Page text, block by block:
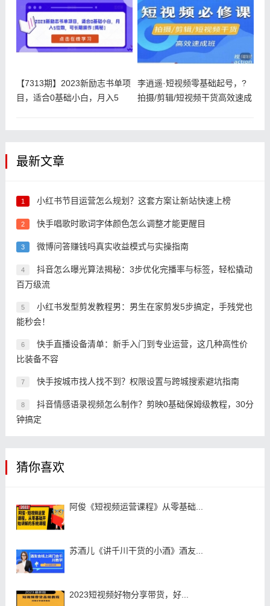
【7313期】2023新励志书单项
目，适合0基础小白，月入5
李逍遥·短视频零基础起号，?
拍摄/剪辑/短视频干货高效速成
最新文章
1 小红书节目运营怎么规划？这套方案让新站快速上榜
2 快手唱歌时歌词字体颜色怎么调整才能更醒目
3 微博问答赚钱吗真实收益模式与实操指南
4
抖音怎么曝光算法揭秘：3步优化完播率与标签，轻松撬动
百万级流
5
小红书发型剪发教程男：男生在家剪发5步搞定，手残党也
能秒会！
6
快手直播设备清单：新手入门到专业运营，这几种高性价
比装备不容
7 快手按城市找人找不到？权限设置与跨城搜索避坑指南
8
抖音情感语录视频怎么制作？剪映0基础保姆级教程，30分
钟搞定
猜你喜欢
阿俊《短视频运营课程》从零基础...
苏酒儿《讲千川干货的小酒》酒友...
2023短视频好物分享带货，好...